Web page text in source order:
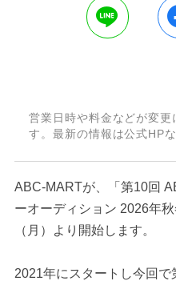
営業日時や料金などが変
す。最新の情報は公式HP
ABC-MARTが、「第10回
ーオーディション 2026年
（月）より開始します。
2021年にスタートし今回